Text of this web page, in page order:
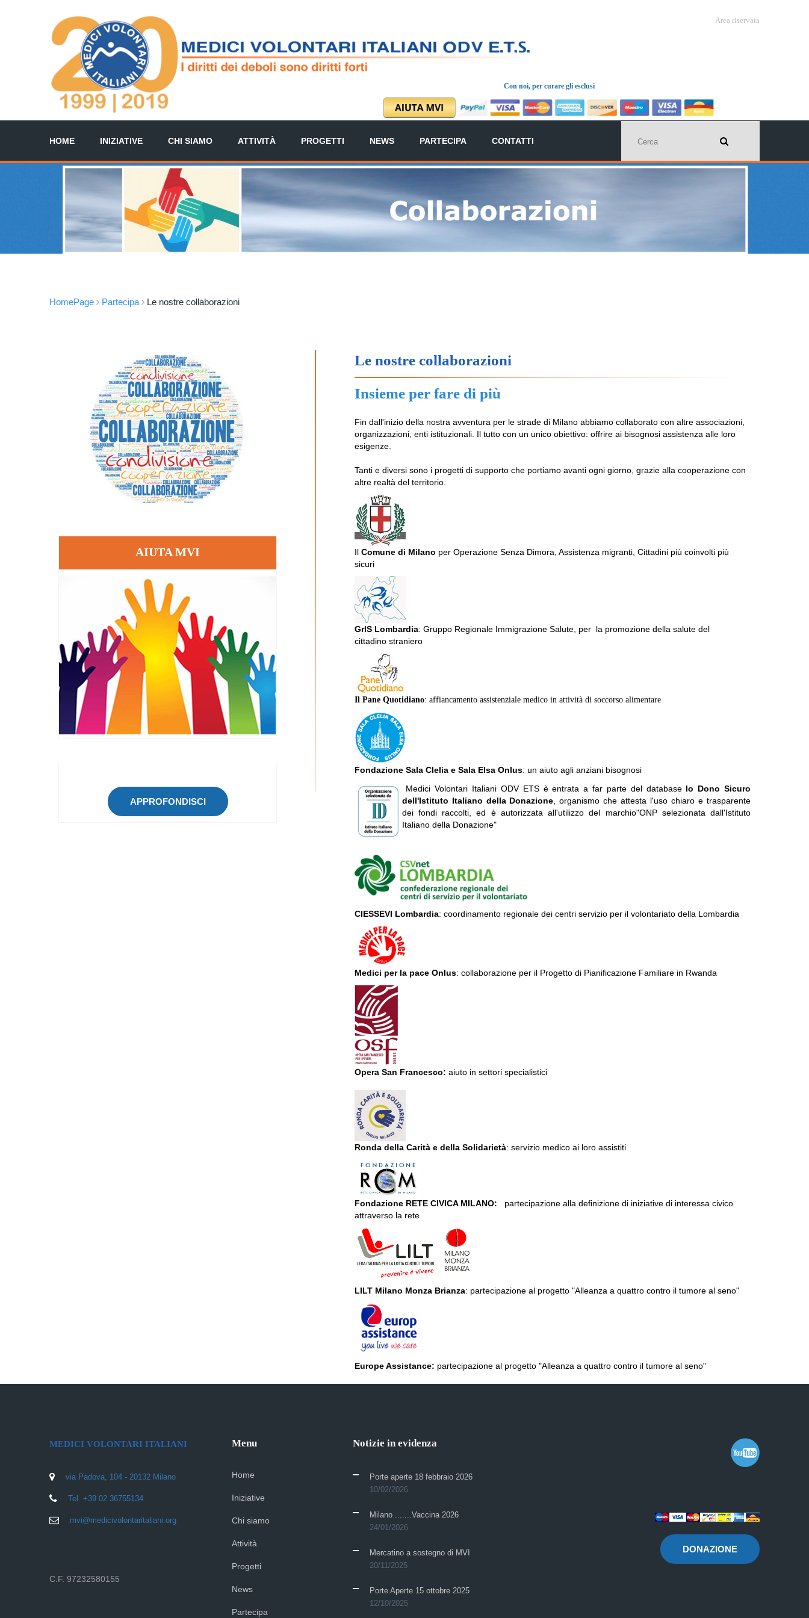
Area riservata
Con noi, per curare gli esclusi
HOME INIZIATIVE CHI SIAMO ATTIVITÀ PROGETTI NEWS PARTECIPA CONTATTI
HomePage Partecipa Le nostre collaborazioni
AIUTA MVI
APPROFONDISCI
Le nostre collaborazioni
Insieme per fare di più
Fin dall'inizio della nostra avventura per le strade di Milano abbiamo collaborato con altre associazioni,
organizzazioni, enti istituzionali. Il tutto con un unico obiettivo: offrire ai bisognosi assistenza alle loro
esigenze.
Tanti e diversi sono i progetti di supporto che portiamo avanti ogni giorno, grazie alla cooperazione con
altre realtà del territorio.
Il Comune di Milano per Operazione Senza Dimora, Assistenza migranti, Cittadini più coinvolti più
sicuri
GrIS Lombardia: Gruppo Regionale Immigrazione Salute, per la promozione della salute del
cittadino straniero
Il Pane Quotidiano: affiancamento assistenziale medico in attività di soccorso alimentare
Fondazione Sala Clelia e Sala Elsa Onlus: un aiuto agli anziani bisognosi
Medici Volontari Italiani ODV ETS è entrata a far parte del database Io Dono Sicuro
dell'Istituto Italiano della Donazione , organismo che attesta l'uso chiaro e trasparente
dei fondi raccolti, ed è autorizzata all'utilizzo del marchio"ONP selezionata dall'Istituto
Italiano della Donazione"
CIESSEVI Lombardia: coordinamento regionale dei centri servizio per il volontariato della Lombardia
Medici per la pace Onlus: collaborazione per il Progetto di Pianificazione Familiare in Rwanda
Opera San Francesco: aiuto in settori specialistici
Ronda della Carità e della Solidarietà: servizio medico ai loro assistiti
Fondazione RETE CIVICA MILANO: partecipazione alla definizione di iniziative di interessa civico
attraverso la rete
LILT Milano Monza Brianza: partecipazione al progetto "Alleanza a quattro contro il tumore al seno"
Europe Assistance: partecipazione al progetto "Alleanza a quattro contro il tumore al seno"
MEDICI VOLONTARI ITALIANI
via Padova, 104 - 20132 Milano
Tel. +39 02 36755134
mvi@medicivolontaritaliani.org
C.F. 97232580155
Menu
Home
Iniziative
Chi siamo
Attività
Progetti
News
Partecipa
Notizie in evidenza
Porte aperte 18 febbraio 2026
10/02/2026
Milano .......Vaccina 2026
24/01/2026
Mercatino a sostegno di MVI
20/11/2025
Porte Aperte 15 ottobre 2025
12/10/2025
DONAZIONE